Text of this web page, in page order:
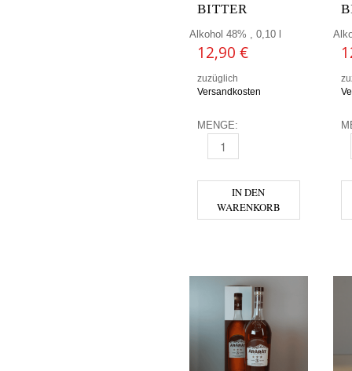
BITTER
Alkohol 48% , 0,10 l
12,90 €
zuzüglich
Versandkosten
MENGE:
ANGOSTURA - COCOA BITTER
IN DEN
WARENKORB